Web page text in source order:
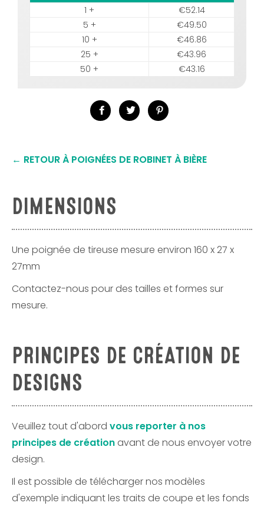
1 +
€52.14
5 +
€49.50
10 +
€46.86
25 +
€43.96
50 +
€43.16
PartagerTweeterÉpingler
← RETOUR À POIGNÉES DE ROBINET À BIÈRE
DIMENSIONS
Une poignée de tireuse mesure environ 160 x 27 x
27mm
Contactez-nous pour des tailles et formes sur
mesure.
PRINCIPES DE CRÉATION DE
DESIGNS
Veuillez tout d'abord vous reporter à nos
principes de création avant de nous envoyer votre
design.
Il est possible de télécharger nos modèles
d'exemple indiquant les traits de coupe et les fonds